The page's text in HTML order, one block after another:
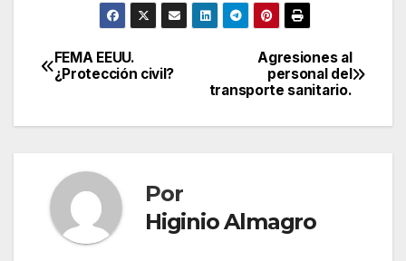
Elaboración de
Planes de
Autoprotecció
n en Andalucía.
Navegación
Agresiones al
personal del
transporte sanitario.
FEMA EEUU.
¿Protección civil?
Por
Higinio Almagro